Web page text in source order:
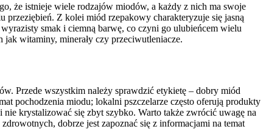
że istnieje wiele rodzajów miodów, a każdy z nich ma swoje
przeziębień. Z kolei miód rzepakowy charakteryzuje się jasną
smak i ciemną barwę, co czyni go ulubieńcem wielu
witaminy, minerały czy przeciwutleniacze.
Przede wszystkim należy sprawdzić etykietę – dobry miód
pochodzenia miodu; lokalni pszczelarze często oferują produkty
krystalizować się zbyt szybko. Warto także zwrócić uwagę na
dobrze jest zapoznać się z informacjami na temat